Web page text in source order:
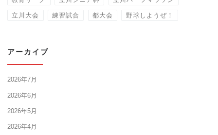
立川大会 練習試合 都大会 野球しようぜ！
アーカイブ
2026年7月
2026年6月
2026年5月
2026年4月